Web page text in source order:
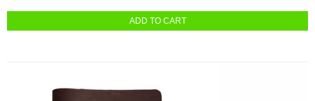
ADD TO CART